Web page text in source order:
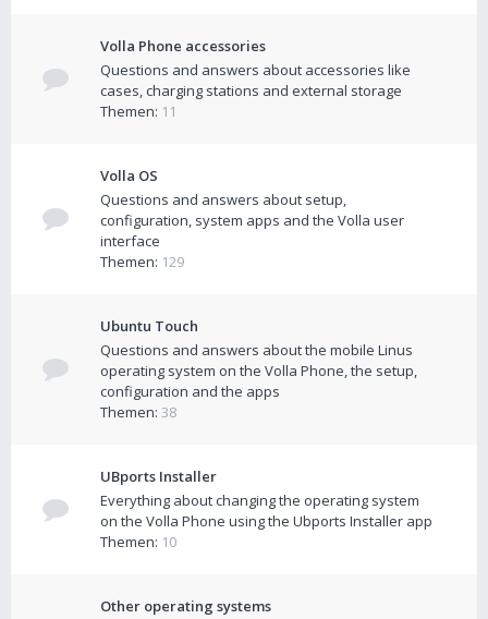
Volla Phone accessories
Questions and answers about accessories like
cases, charging stations and external storage
Themen: 11
Volla OS
Questions and answers about setup,
configuration, system apps and the Volla user
interface
Themen: 129
Ubuntu Touch
Questions and answers about the mobile Linus
operating system on the Volla Phone, the setup,
configuration and the apps
Themen: 38
UBports Installer
Everything about changing the operating system
on the Volla Phone using the Ubports Installer app
Themen: 10
Other operating systems